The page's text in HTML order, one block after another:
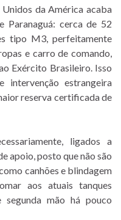
da América acaba
Paranaguá: cerca de 52
tipo M3, perfeitamente
e carro de comando,
Exército Brasileiro. Isso
estrangeira
reserva certificada de
ligados a
apoio, posto que não são
canhões e blindagem
aos atuais tanques
segunda mão há pouco